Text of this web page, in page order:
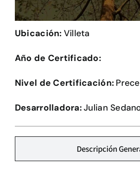
Herramientas
Credenciales
Plataforma CASA
Ubicación: Villeta
Año de Certificado:
Nivel de Certificación:
Desarrolladora:Julian
Descripción